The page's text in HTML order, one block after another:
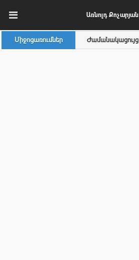
Առնոլդ Քոչարյան
Միջոցառումներ Ժամանակացույց